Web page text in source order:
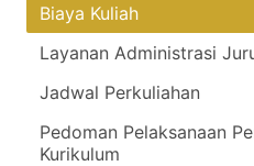
Biaya Kuliah
Layanan Administrasi
Jadwal Perkuliahan
Pedoman Pelaksanaan
Kurikulum